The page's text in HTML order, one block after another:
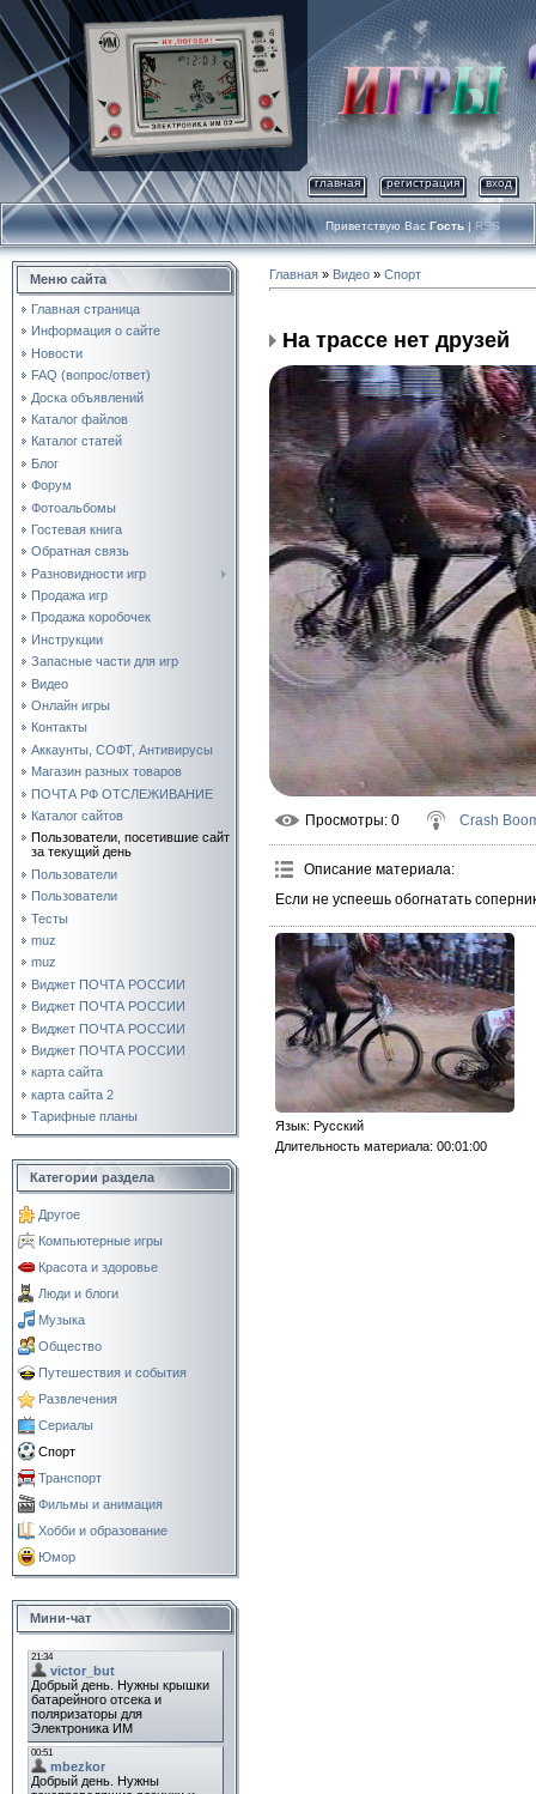
главная регистрация вход
Приветствую Вас Гость | RSS
Меню сайта
Главная страница
Информация о сайте
Новости
FAQ (вопрос/ответ)
Доска объявлений
Каталог файлов
Каталог статей
Блог
Форум
Фотоальбомы
Гостевая книга
Обратная связь
Разновидности игр
Продажа игр
Продажа коробочек
Инструкции
Запасные части для игр
Видео
Онлайн игры
Контакты
Аккаунты, СОФТ, Антивирусы
Магазин разных товаров
ПОЧТА РФ ОТСЛЕЖИВАНИЕ
Каталог сайтов
Пользователи, посетившие сайт
за текущий день
Пользователи
Пользователи
Тесты
muz
muz
Виджет ПОЧТА РОССИИ
Виджет ПОЧТА РОССИИ
Виджет ПОЧТА РОССИИ
Виджет ПОЧТА РОССИИ
карта сайта
карта сайта 2
Тарифные планы
Категории раздела
Другое
Компьютерные игры
Красота и здоровье
Люди и блоги
Музыка
Общество
Путешествия и события
Развлечения
Сериалы
Спорт
Транспорт
Фильмы и анимация
Хобби и образование
Юмор
Мини-чат
Главная » Видео » Спорт
На трассе нет друзей
Просмотры: 0 Crash
Описание материала:
Если не успеешь обогнатать
Язык: Русский
Длительность материала: 00:01:00